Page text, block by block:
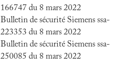
166747 du 8 mars 2022
Bulletin de sécurité Siemens ssa-
223353 du 8 mars 2022
Bulletin de sécurité Siemens ssa-
250085 du 8 mars 2022